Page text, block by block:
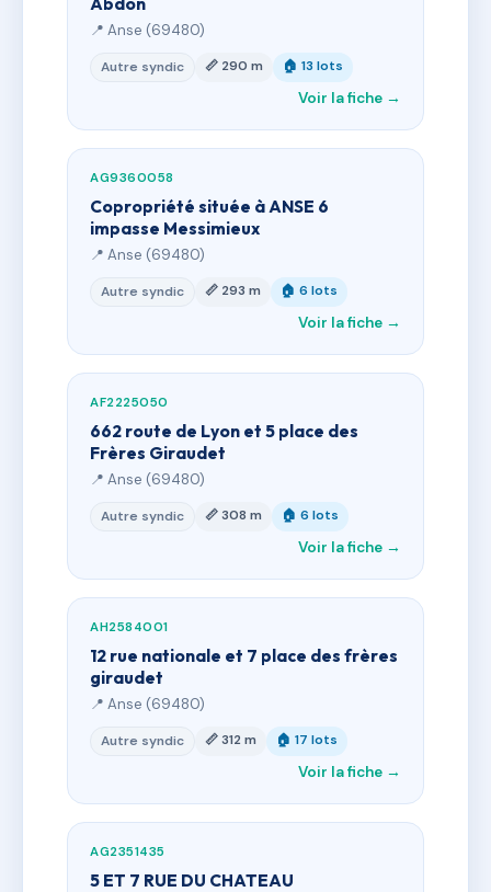
📍 Anse (69480)
Autre syndic 📏 290 m 🏠 13 lots
Voir la fiche →
AG9360058
Copropriété située à ANSE 6
impasse Messimieux
📍 Anse (69480)
Autre syndic 📏 293 m 🏠 6 lots
Voir la fiche →
AF2225050
662 route de Lyon et 5 place des
Frères Giraudet
📍 Anse (69480)
Autre syndic 📏 308 m 🏠 6 lots
Voir la fiche →
AH2584001
12 rue nationale et 7 place des frères
giraudet
📍 Anse (69480)
Autre syndic 📏 312 m 🏠 17 lots
Voir la fiche →
AG2351435
5 ET 7 RUE DU CHATEAU